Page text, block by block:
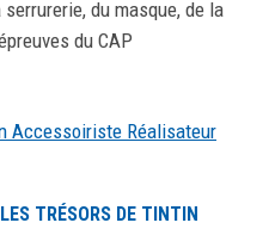
du masque, de la
du CAP
Accessoiriste Réalisateur
TRÉSORS DE TINTIN